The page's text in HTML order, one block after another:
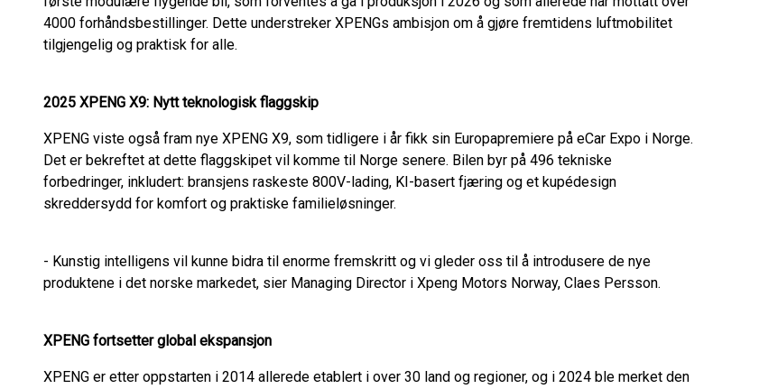
4000 forhåndsbestillinger. Dette understreker XPENGs ambisjon om å gjøre fremtidens luftmobilitet
tilgjengelig og praktisk for alle.
2025 XPENG X9: Nytt teknologisk flaggskip
XPENG viste også fram nye XPENG X9, som tidligere i år fikk sin Europapremiere på eCar Expo i Norge.
Det er bekreftet at dette flaggskipet vil komme til Norge senere. Bilen byr på 496 tekniske
forbedringer, inkludert: bransjens raskeste 800V-lading, KI-basert fjæring og et kupédesign
skreddersydd for komfort og praktiske familieløsninger.
- Kunstig intelligens vil kunne bidra til enorme fremskritt og vi gleder oss til å introdusere de nye
produktene i det norske markedet, sier Managing Director i Xpeng Motors Norway, Claes Persson.
XPENG fortsetter global ekspansjon
XPENG er etter oppstarten i 2014 allerede etablert i over 30 land og regioner, og i 2024 ble merket den